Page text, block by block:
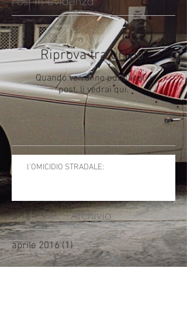
Riprova tra un po'
Quando verranno pubblicati i
post, li vedrai qui.
Post recenti
l'OMICIDIO STRADALE:
Archivio
aprile 2016 (1)1 post
Cerca per tag